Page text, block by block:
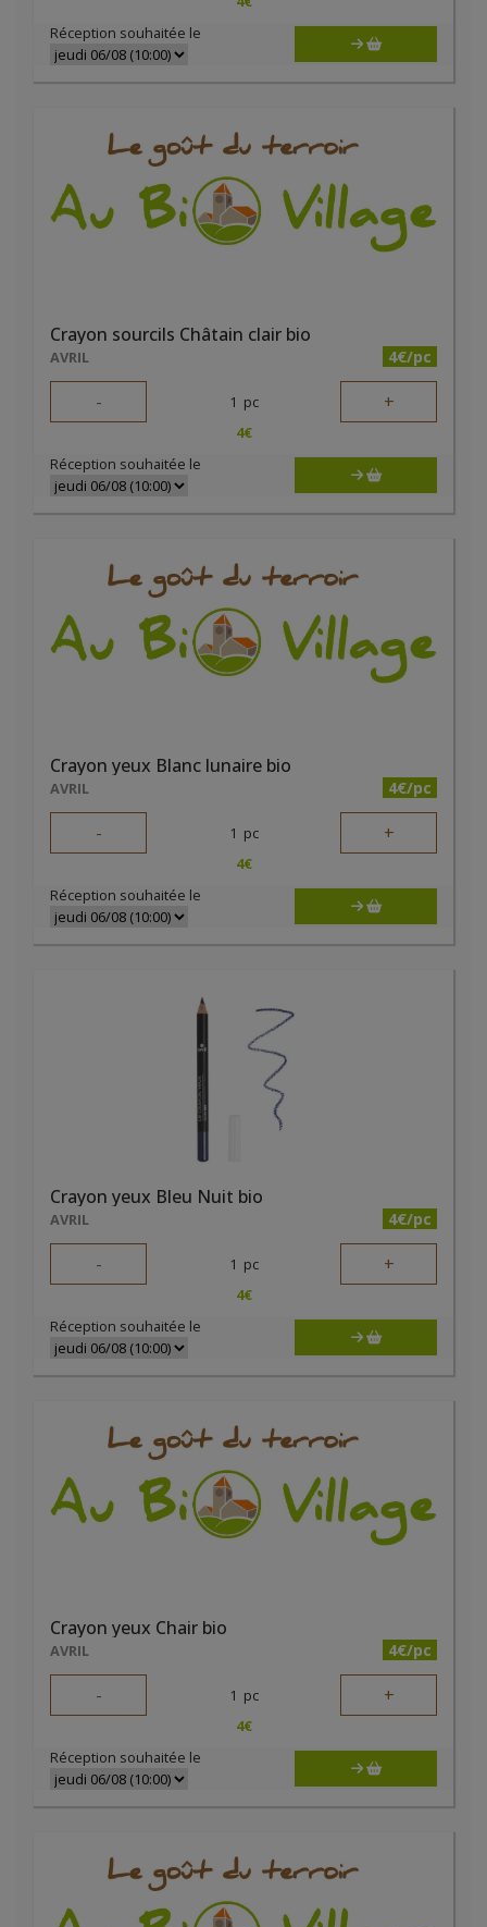
Réception souhaitée le
Crayon sourcils Châtain clair bio
AVRIL 4€/pc
- 1 pc +
4€
Réception souhaitée le
Crayon yeux Blanc lunaire bio
AVRIL 4€/pc
- 1 pc +
4€
Réception souhaitée le
Crayon yeux Bleu Nuit bio
AVRIL 4€/pc
- 1 pc +
4€
Réception souhaitée le
Crayon yeux Chair bio
AVRIL 4€/pc
- 1 pc +
4€
Réception souhaitée le